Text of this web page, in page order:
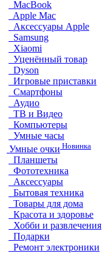
MacBook
Apple Mac
Аксессуары Apple
Samsung
Xiaomi
Уценённый товар
Dyson
Игровые приставки
Смартфоны
Аудио
ТВ и Видео
Компьютеры
Умные часы
Умные очки Новинка
Планшеты
Фототехника
Аксессуары
Бытовая техника
Товары для дома
Красота и здоровье
Хобби и развлечения
Подарки
Ремонт электроники